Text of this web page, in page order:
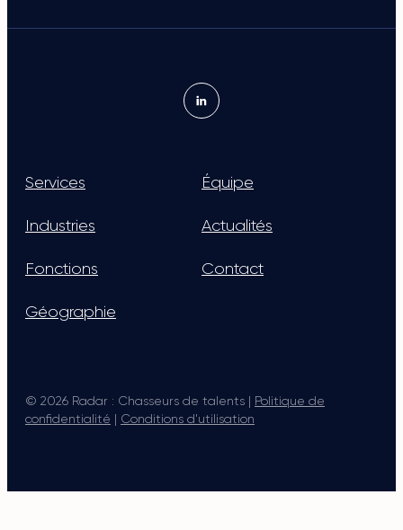
Services
Industries
Fonctions
Géographie
Équipe
Actualités
Contact
© 2026 Radar : Chasseurs de talents |
Politique de
confidentialité
Conditions d'utilisation